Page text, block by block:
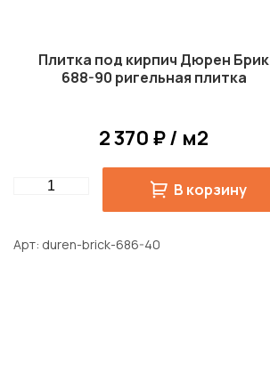
Плитка под кирпич Дюрен Брик
688-90 ригельная плитка
2 370 ₽ / м2
Quantity В корзину
Арт duren-brick-686-40